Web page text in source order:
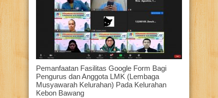
Pemanfaatan Fasilitas Google Form Bagi
Pengurus dan Anggota LMK (Lembaga
Musyawarah Kelurahan) Pada Kelurahan
Kebon Bawang